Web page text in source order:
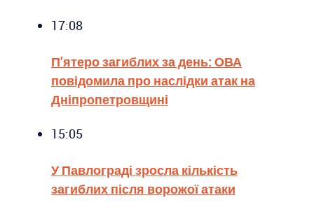
17:08
П’ятеро загиблих за день: ОВА
повідомила про наслідки атак на
Дніпропетровщині
15:05
У Павлограді зросла кількість
загиблих після ворожої атаки